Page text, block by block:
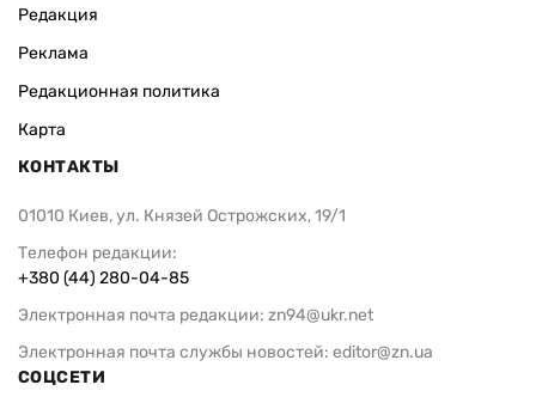
Редакция
Реклама
Редакционная политика
Карта
КОНТАКТЫ
01010 Киев, ул. Князей Острожских, 19/1
Телефон редакции:
+380 (44) 280-04-85
Электронная почта редакции: zn94@ukr.net
Электронная почта службы новостей: editor@zn.ua
СОЦСЕТИ